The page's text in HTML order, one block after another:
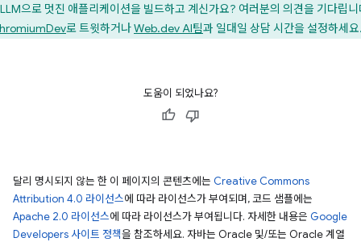
LLM으로 멋진 애플리케이션을 빌드하고 계신가요? 여러분의 의견을 기다립
로 트윗하거나Web.dev AI팀과 일대일 상담 시간을 설정하세
도움이 되었나요?
달리 명시되지 않는 한 이 페이지의 콘텐츠에는 Creative Commons
Attribution 4.0 라이선스에 따라 라이선스가 부여되며, 코드 샘플에는
Apache 2.0 라이선스에 따라 라이선스가 부여됩니다. 자세한 내용은 Google
Developers 사이트 정책을 참조하세요. 자바는 Oracle 및/또는 Oracle 계열